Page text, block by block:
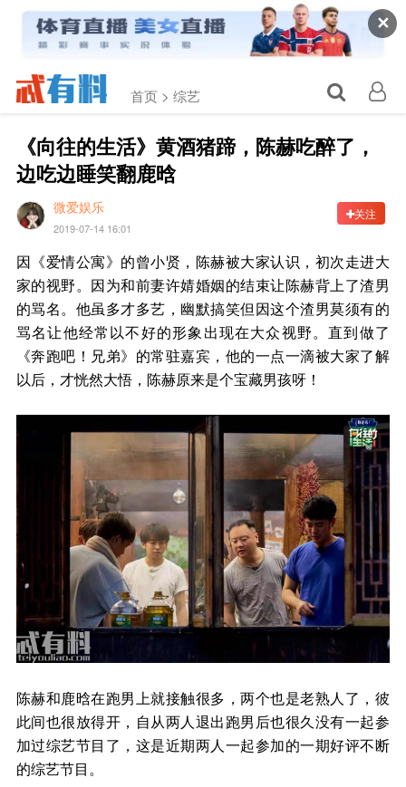
✕
首页 > 综艺
《向往的生活》黄酒猪蹄，陈赫吃醉了，
边吃边睡笑翻鹿晗
微爱娱乐
2019-07-14 16:01
关注
因《爱情公寓》的曾小贤，陈赫被大家认识，初次走进大
家的视野。因为和前妻许婧婚姻的结束让陈赫背上了渣男
的骂名。他虽多才多艺，幽默搞笑但因这个渣男莫须有的
骂名让他经常以不好的形象出现在大众视野。直到做了
《奔跑吧！兄弟》的常驻嘉宾，他的一点一滴被大家了解
以后，才恍然大悟，陈赫原来是个宝藏男孩呀！
陈赫和鹿晗在跑男上就接触很多，两个也是老熟人了，彼
此间也很放得开，自从两人退出跑男后也很久没有一起参
加过综艺节目了，这是近期两人一起参加的一期好评不断
的综艺节目。